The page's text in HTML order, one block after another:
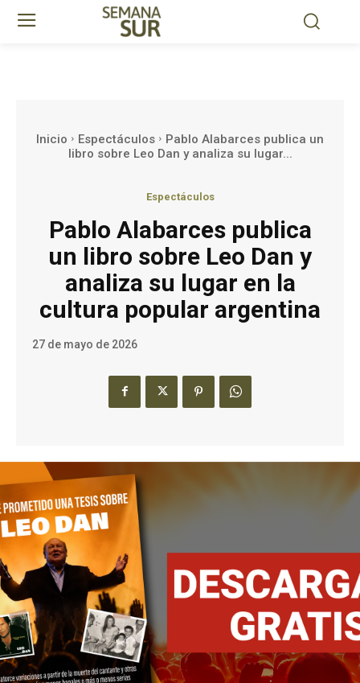
Inicio Espectáculos
Pablo Alabarces publica un
libro sobre Leo Dan y analiza su lugar...
Espectáculos
Pablo Alabarces publica
un libro sobre Leo Dan y
analiza su lugar en la
cultura popular argentina
27 de mayo de 2026